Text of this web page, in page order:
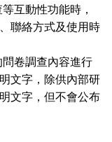
互動性功能時，
聯絡方式及使用時
卷調查內容進行
文字，除供內部研
文字，但不會公布